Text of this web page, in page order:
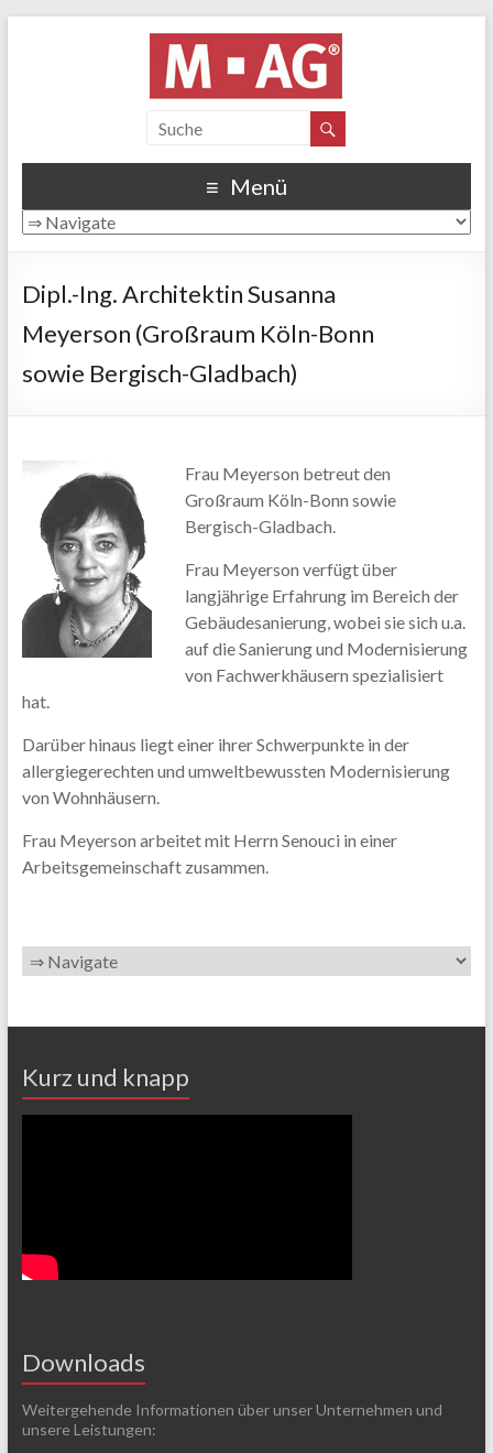
Menü
Dipl.-Ing. Architektin Susanna
Meyerson (Großraum Köln-Bonn
sowie Bergisch-Gladbach)
Frau Meyerson betreut den
Großraum Köln-Bonn sowie
Bergisch-Gladbach.
Frau Meyerson verfügt über
langjährige Erfahrung im Bereich der
Gebäudesanierung, wobei sie sich u.a.
auf die Sanierung und Modernisierung
von Fachwerkhäusern spezialisiert
hat.
Darüber hinaus liegt einer ihrer Schwerpunkte in der
allergiegerechten und umweltbewussten Modernisierung
von Wohnhäusern.
Frau Meyerson arbeitet mit Herrn Senouci in einer
Arbeitsgemeinschaft zusammen.
Kurz und knapp
Downloads
Weitergehende Informationen über unser Unternehmen und
unsere Leistungen: